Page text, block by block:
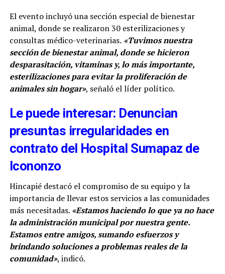
El evento incluyó una sección especial de bienestar
animal, donde se realizaron 30 esterilizaciones y
consultas médico-veterinarias. «Tuvimos nuestra
sección de bienestar animal, donde se hicieron
desparasitación, vitaminas y, lo más importante,
esterilizaciones para evitar la proliferación de
animales sin hogar», señaló el líder político.
Le puede interesar: Denuncian
presuntas irregularidades en
contrato del Hospital Sumapaz de
Icononzo
Hincapié destacó el compromiso de su equipo y la
importancia de llevar estos servicios a las comunidades
más necesitadas. «Estamos haciendo lo que ya no hace
la administración municipal por nuestra gente.
Estamos entre amigos, sumando esfuerzos y
brindando soluciones a problemas reales de la
comunidad», indicó.